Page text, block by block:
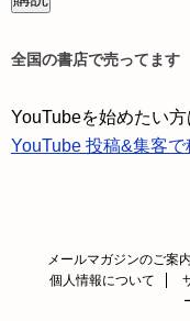
ド
ス
全国の書店で売ってま
YouTubeを始めたい
YouTube 投稿&集客
メールマガジンのご案内
個人情報について